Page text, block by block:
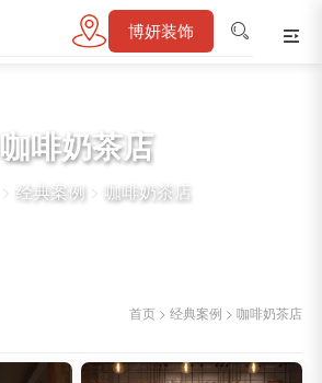
博妍装饰
咖啡奶茶店
> 经典案例> 咖啡奶茶店
首页 >经典案例 >咖啡奶茶店